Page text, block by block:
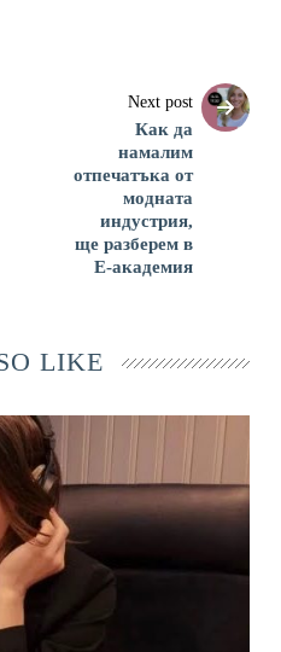
Next post
Как да
намалим
отпечатъка от
модната
индустрия,
ще разберем в
Е-академия
LIKE